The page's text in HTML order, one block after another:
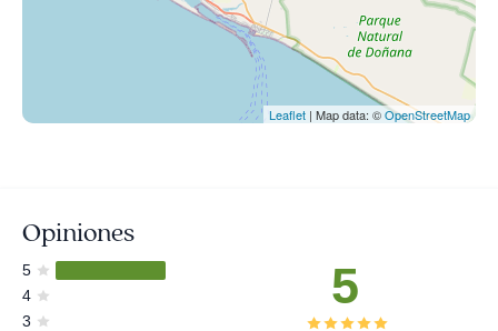
Leaflet | Map data: ©OpenStreetMap
Opiniones
5
4
3
5